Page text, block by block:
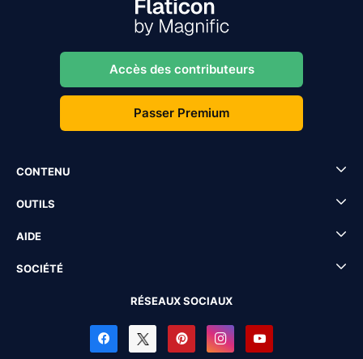
Accès des contributeurs
Passer Premium
CONTENU
OUTILS
AIDE
SOCIÉTÉ
RÉSEAUX SOCIAUX